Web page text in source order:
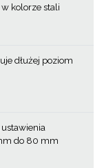
w kolorze stali
dłużej poziom
do 80 mm